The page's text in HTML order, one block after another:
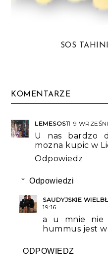
KOMENTARZE
LEMESOS11 9
U nas bardzo
mozna kupic w
Odpowiedz
Odpowiedzi
SAUDYJSKIE
19:16
a u mnie nie
hummus jest
ODPOWIEDZ